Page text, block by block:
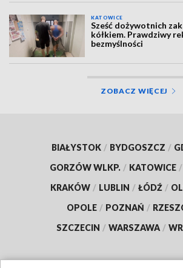
KATOWICE
Sześć dożywotnich
kółkiem. Prawdziwy
bezmyślności
ZOBACZ WIĘCEJ
BIAŁYSTOK / BYDGOSZCZ /
GORZÓW WLKP. / KATOWICE /
KRAKÓW / LUBLIN / ŁÓDŹ /
OPOLE / POZNAŃ /
SZCZECIN / WARSZAWA /